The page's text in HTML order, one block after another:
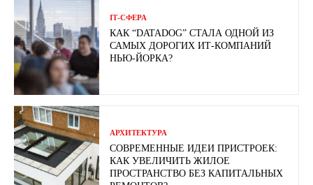
ІТ-СФЕРА
КАК “DATADOG” СТАЛА ОДНОЙ ИЗ
САМЫХ ДОРОГИХ ИТ-КОМПАНИЙ
НЬЮ-ЙОРКА?
АРХИТЕКТУРА
СОВРЕМЕННЫЕ ИДЕИ ПРИСТРОЕК:
КАК УВЕЛИЧИТЬ ЖИЛОЕ
ПРОСТРАНСТВО БЕЗ КАПИТАЛЬНЫХ